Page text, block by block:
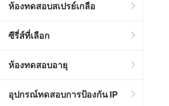
ห้องทดสอบสเปรย์เกลือ
ซีรี่ส์ที่เลือก
ห้องทดสอบอายุ
อุปกรณ์ทดสอบการป้องกัน IP